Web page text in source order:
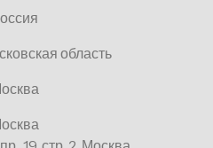
область